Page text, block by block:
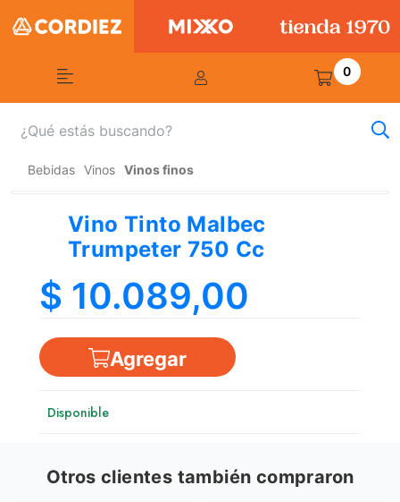
0
Bebidas Vinos Vinos finos
Vino Tinto Malbec
Trumpeter 750 Cc
$ 10.089,00
Agregar
Disponible
Otros clientes también compraron